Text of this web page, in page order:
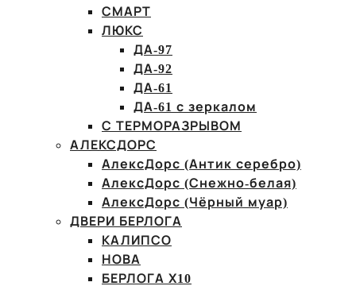
СМАРТ
ЛЮКС
ДА-97
ДА-92
ДА-61
ДА-61 с зеркалом
С ТЕРМОРАЗРЫВОМ
АЛЕКСДОРС
АлексДорс (Антик серебро)
АлексДорс (Снежно-белая)
АлексДорс (Чёрный муар)
ДВЕРИ БЕРЛОГА
КАЛИПСО
НОВА
БЕРЛОГА Х10